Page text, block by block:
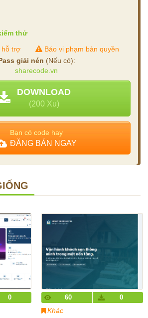
thử
hỗ trợ
Báo vi phạm bản quyền
giải nén (Nếu có):
sharecode.vn
DOWNLOAD
(200 Xu)
Bạn có code hay
ĐĂNG BÁN NGAY
0 60 0
Khác